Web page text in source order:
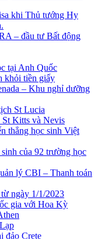
khi Thủ tướng Hy
– đầu tư Bất động
tại Anh Quốc
khỏi tiền giấy
– Khu nghỉ dưỡng
St Lucia
St Kitts và Nevis
thẳng học sinh Việt
của 92 trường học
lý CBI – Thanh toán
ngày 1/1/2023
gia với Hoa Kỳ
đảo Crete